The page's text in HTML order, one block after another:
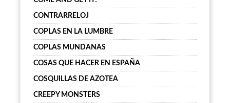
CONTRARRELOJ
COPLAS EN LA LUMBRE
COPLAS MUNDANAS
COSAS QUE HACER EN ESPAÑA
COSQUILLAS DE AZOTEA
CREEPY MONSTERS